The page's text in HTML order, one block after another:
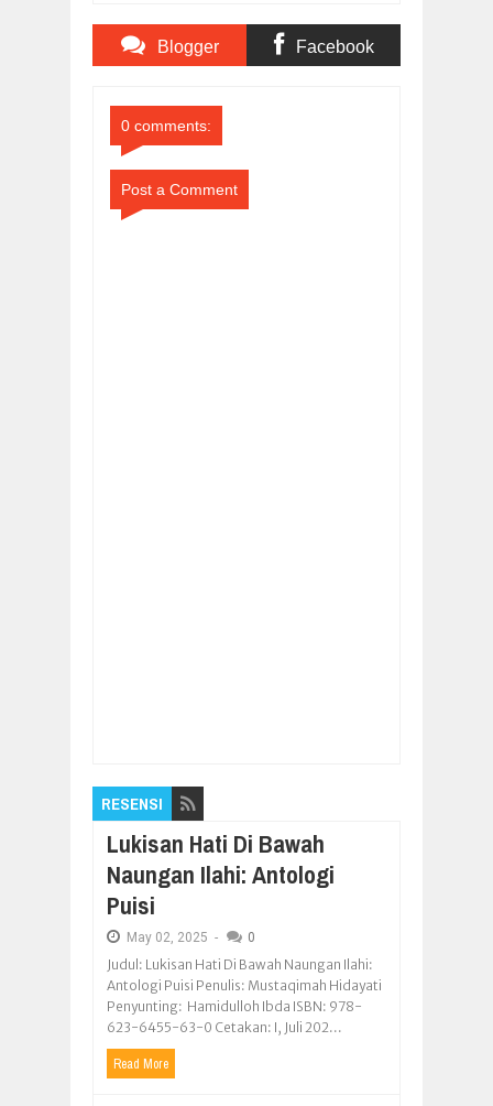
MI/SD
Blogger Facebook
0 comments:
Post a Comment
RESENSI
Lukisan Hati Di Bawah
Naungan Ilahi: Antologi
Puisi
May 02, 2025 - 0
Judul: Lukisan Hati Di Bawah Naungan Ilahi:
Antologi Puisi Penulis: Mustaqimah Hidayati
Penyunting: Hamidulloh Ibda ISBN: 978-
623-6455-63-0 Cetakan: I, Juli 202...
Read More